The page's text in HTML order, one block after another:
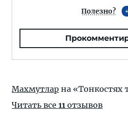
Полезно?
Махмутлар на «Тонкостях
Читать все 11 отзывов